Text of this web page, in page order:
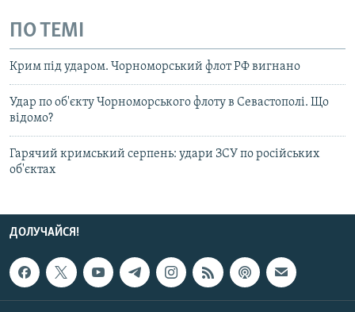
ПО ТЕМІ
Крим під ударом. Чорноморський флот РФ вигнано
Удар по об'єкту Чорноморського флоту в Севастополі. Що
відомо?
Гарячий кримський серпень: удари ЗСУ по російських
об'єктах
ДОЛУЧАЙСЯ!